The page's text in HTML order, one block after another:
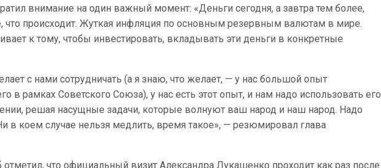
внимание на один важный момент: «Деньги сегодня, а завтра тем более,
что происходит. Жуткая инфляция по основным резервным валютам в мире.
к тому, чтобы инвестировать, вкладывать эти деньги в конкретные
с нами сотрудничать (а я знаю, что желает, — у нас большой опыт
в рамках Советского Союза), у нас есть этот опыт, и нам надо использовать его
решая насущные задачи, которые волнуют ваш народ и наш народ. Надо
в коем случае нельзя медлить, время такое», — резюмировал глава
что официальный визит Александра Лукашенко проходит как раз после